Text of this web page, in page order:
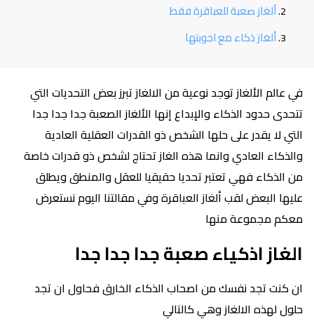
ألغاز صعبة للعباقرة فقط
ألغاز ذكاء مع اجوبتها
في عالم الألغاز توجد نوعية من الالغاز تبرز بعض التحديات التي
تتحدى حدود الذكاء والإبداع إنها الألغاز الصعبة جدا جدا جدا
التي لا يقدر على حلها الشخص ذو القدرات العقلية العادية
والذكاء العادي وانما هذه الغاز تحتاج لشخص ذو قدرات خاصة
من الذكاء فهي تعتبر تحديا حقيقيا للعقل والمنطق ويطلق
عليها البعض لقب ألغاز العباقرة وفي مقالتنا اليوم نستعرض
معكم مجموعة منها
الغاز اذكياء صعبة جدا جدا جدا
ان كنت تجد نفسك من اصحاب الذكاء الخارق فحاول ان تجد
حلول لهذه الالغاز وهي كالتالي